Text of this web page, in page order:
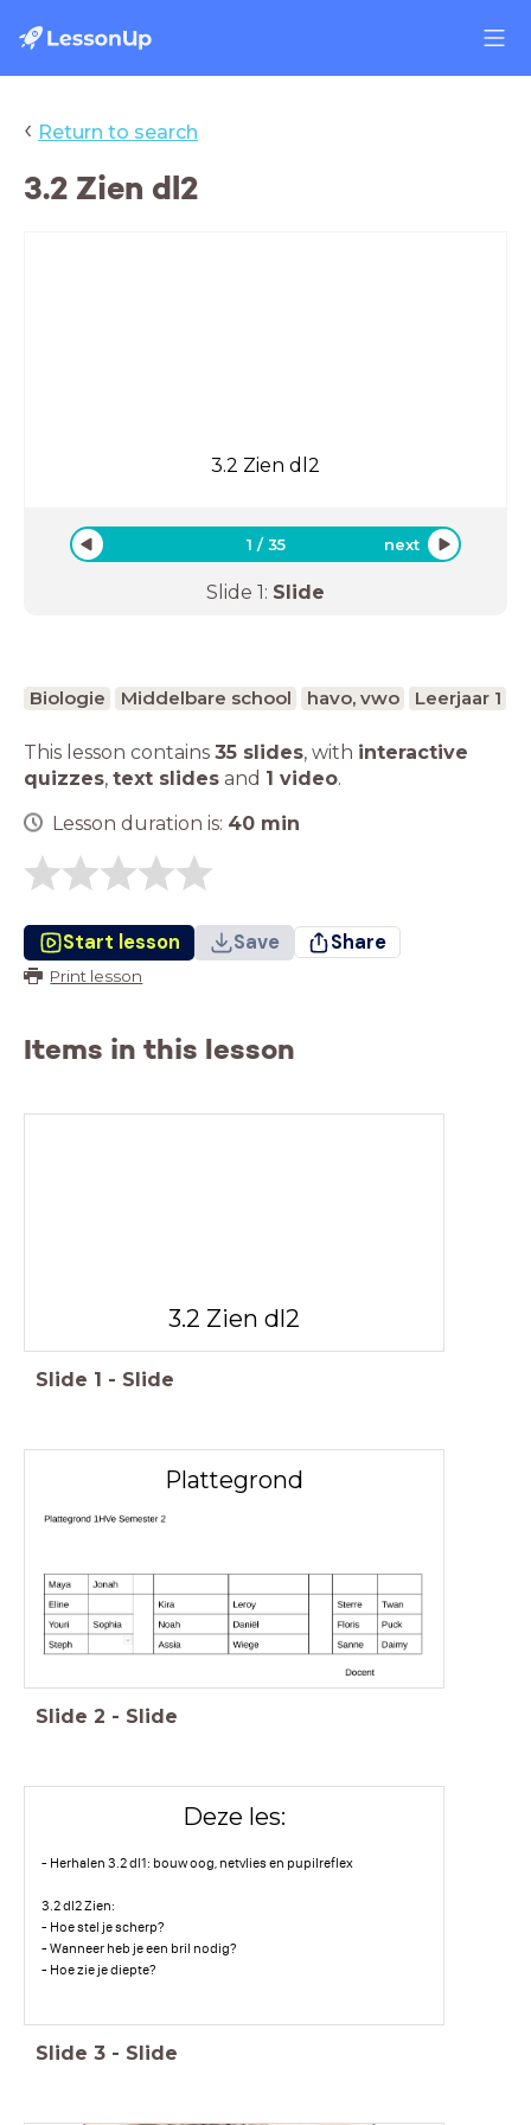
‹ Return to search
3.2 Zien dl2
3.2 Zien dl2
1 /35 next
Slide 1: Slide
Biologie Middelbare school havo, vwo Leerjaar 1
This lesson contains 35 slides, with interactive
quizzes, text slides and 1 video.
Lesson duration is: 40 min
Start lesson Save Share
Print lesson
Items in this lesson
3.2 Zien dl2
Slide 1 - Slide
Plattegrond
Slide 2 - Slide
Deze les:
- Herhalen 3.2 dl1: bouw oog, netvlies en pupilreflex
3.2 dl2 Zien:
- Hoe stel je scherp?
- Wanneer heb je een bril nodig?
- Hoe zie je diepte?
Slide 3 - Slide